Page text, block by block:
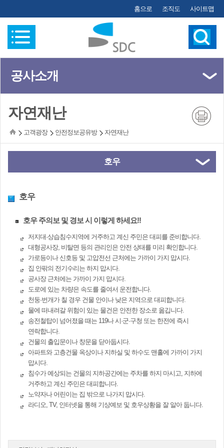
홈으로 조직도 사이트맵
공사소개
(왼쪽메뉴)
자연재난
고객광장 안전정보공유방 자연재난
호우
호우
호우 주의보 및 경보 시 이렇게 하세요!!
저지대·상습침수지역에 거주하고 계신 주민은 대피를 준비합니다.
대형공사장, 비탈면 등의 관리인은 안전 상태를 미리 확인합니다.
가로등이나 신호등 및 고압전선 근처에는 가까이 가지 맙시다.
집 안팎의 전기수리는 하지 맙시다.
공사장 근처에는 가까이 가지 맙시다.
도로에 있는 차량은 속도를 줄여서 운전합니다.
천둥·번개가 칠 경우 건물 안이나 낮은 지역으로 대피합니다.
물에 떠내려갈 위험이 있는 물건은 안전한 장소로 옮깁니다.
송전철탑이 넘어졌을 때는 119나 시·군·구청 또는 한전에 즉시
연락합니다.
건물의 출입문이나 창문을 닫아둡시다.
아파트와 고층건물 옥상이나 지하실 및 하수도 맨홀에 가까이 가지
맙시다.
침수가 예상되는 건물의 지하공간에는 주차를 하지 마시고, 지하에
거주하고 계신 주민은 대피합니다.
노약자나 어린이는 집 밖으로 나가지 맙시다.
라디오, TV, 인터넷을 통해 기상예보 및 호우상황을 잘 알아 둡니다.